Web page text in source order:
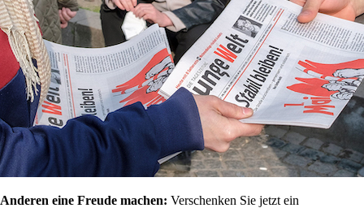
Anderen eine Freude machen: Verschenken Sie jetzt ein